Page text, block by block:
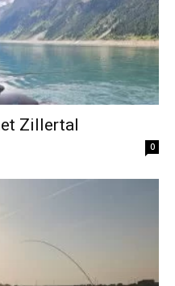
Zillertal
0